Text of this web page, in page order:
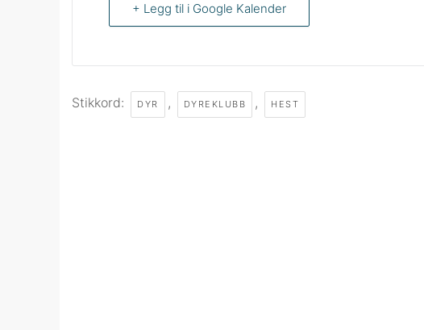
+ Legg til i Google Kalender
Stikkord: DYR , DYREKLUBB , HEST